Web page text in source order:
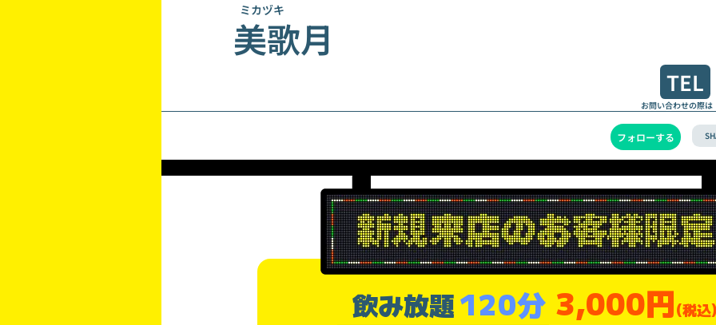
ミカヅキ
美歌月
TEL
お問い合わせの際
フォローする
飲み放題120分 3,000円(税込